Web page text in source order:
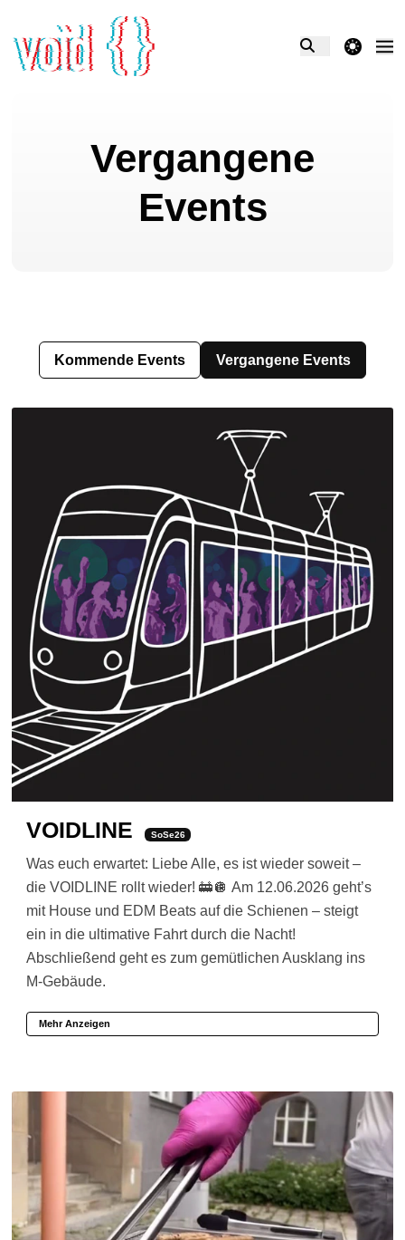
theme switcher
Vergangene
Events
Kommende Events Vergangene Events
VOIDLINE SoSe26
Was euch erwartet: Liebe Alle, es ist wieder soweit –
die VOIDLINE rollt wieder! 🚋🪩 Am 12.06.2026 geht’s
mit House und EDM Beats auf die Schienen – steigt
ein in die ultimative Fahrt durch die Nacht!
Abschließend geht es zum gemütlichen Ausklang ins
M-Gebäude.
Mehr Anzeigen